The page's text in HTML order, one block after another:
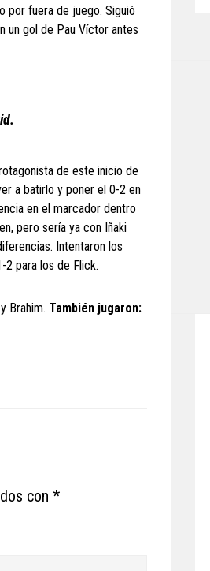
por fuera de juego. Siguió
un gol de Pau Víctor antes
de este inicio de
a batirlo y poner el 0-2 en
en el marcador dentro
pero sería ya con Iñaki
Intentaron los
2 para los de Flick.
Brahim. También jugaron:
con *